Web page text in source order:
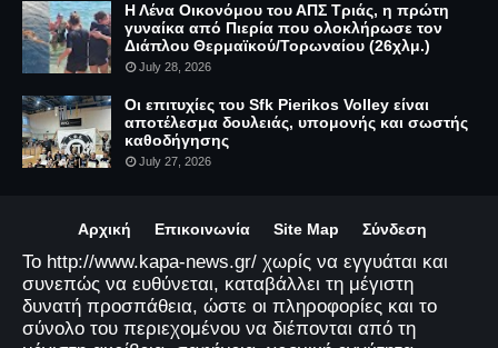
Η Λένα Οικονόμου του ΑΠΣ Τριάς, η πρώτη
γυναίκα από Πιερία που ολοκλήρωσε τον
Διάπλου Θερμαϊκού/Τορωναίου (26χλμ.)
July 28, 2026
Οι επιτυχίες του Sfk Pierikos Volley είναι
αποτέλεσμα δουλειάς, υπομονής και σωστής
καθοδήγησης
July 27, 2026
Αρχική Επικοινωνία Site Map Σύνδεση
Το http://www.kapa-news.gr/ χωρίς να εγγυάται και
συνεπώς να ευθύνεται, καταβάλλει τη μέγιστη
δυνατή προσπάθεια, ώστε οι πληροφορίες και το
σύνολο του περιεχομένου να διέπονται από τη